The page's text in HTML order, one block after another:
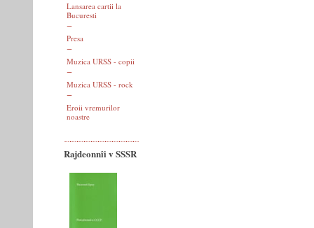
Lansarea cartii la
Bucuresti
Presa
Muzica URSS - copii
Muzica URSS - rock
Eroii vremurilor
noastre
Rajdeonnîi v SSSR